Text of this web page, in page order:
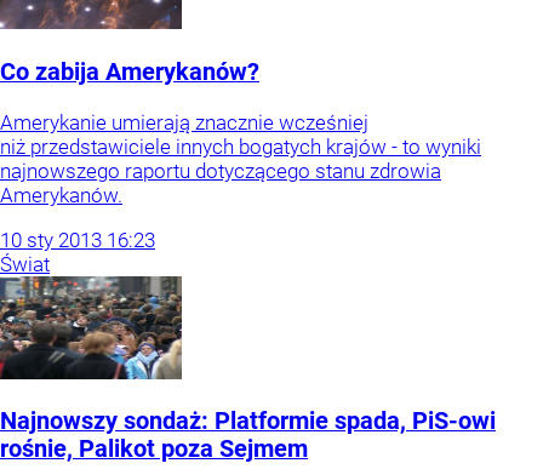
Co zabija Amerykanów?
Amerykanie umierają znacznie wcześniej
niż przedstawiciele innych bogatych krajów - to wyniki
najnowszego raportu dotyczącego stanu zdrowia
Amerykanów.
10 sty 2013 16:23
Świat
Najnowszy sondaż: Platformie spada, PiS-owi
rośnie, Palikot poza Sejmem